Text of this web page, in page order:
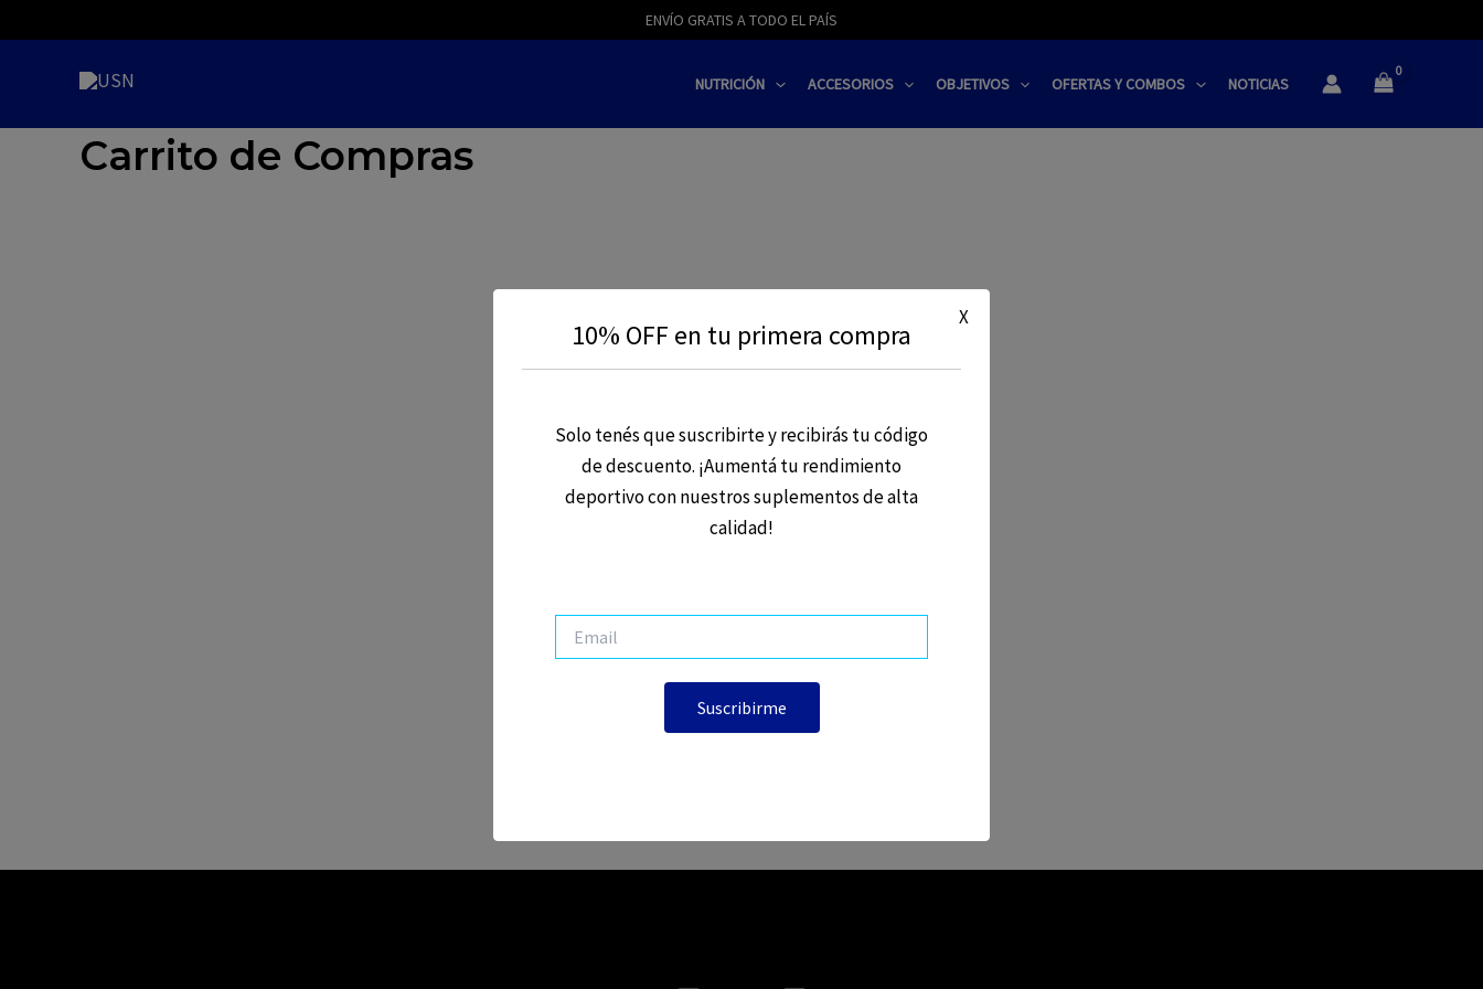
al
contenido
ENVÍO GRATIS A TODO EL PAÍS
NUTRICIÓN ACCESORIOS OBJETIVOS OFERTAS Y COMBOS NOTICIAS
Carrito de Compras
10% OFF en tu primera compra
Solo tenés que suscribirte y recibirás tu código
de descuento. ¡Aumentá tu rendimiento
deportivo con nuestros suplementos de alta
calidad!
X